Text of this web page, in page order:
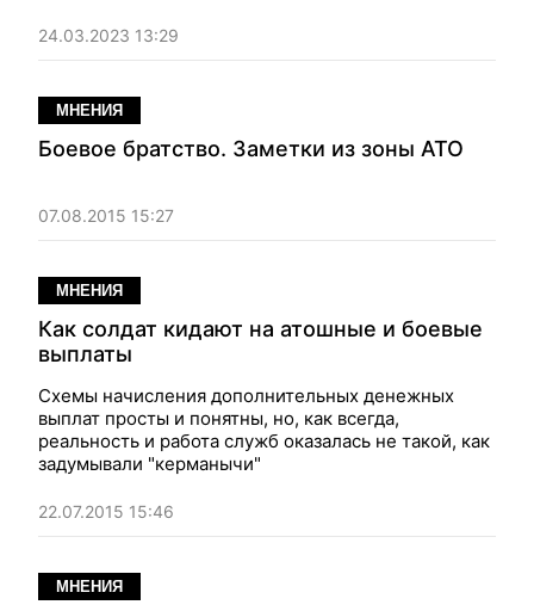
24.03.2023 13:29
МНЕНИЯ
Боевое братство. Заметки из зоны АТО
07.08.2015 15:27
МНЕНИЯ
Как солдат кидают на атошные и боевые
выплаты
Схемы начисления дополнительных денежных
выплат просты и понятны, но, как всегда,
реальность и работа служб оказалась не такой, как
задумывали "керманычи"
22.07.2015 15:46
МНЕНИЯ